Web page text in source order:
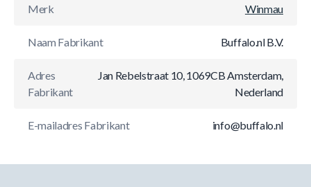
Merk Winmau
Naam Fabrikant Buffalo.nl B.V.
Adres
Fabrikant
Jan Rebelstraat 10, 1069CB Amsterdam,
Nederland
E-mailadres Fabrikant info@buffalo.nl